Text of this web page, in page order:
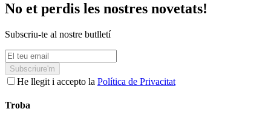
No et perdis les nostres novetats!
Subscriu-te al nostre butlletí
Subscriure'm
He llegit i accepto la Política de Privacitat
Troba